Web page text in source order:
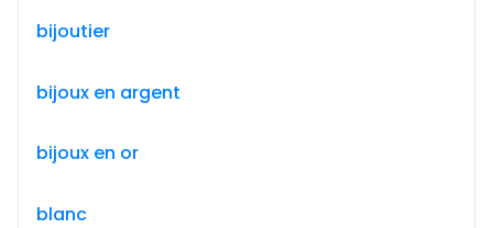
bijoutier
bijoux en argent
bijoux en or
blanc